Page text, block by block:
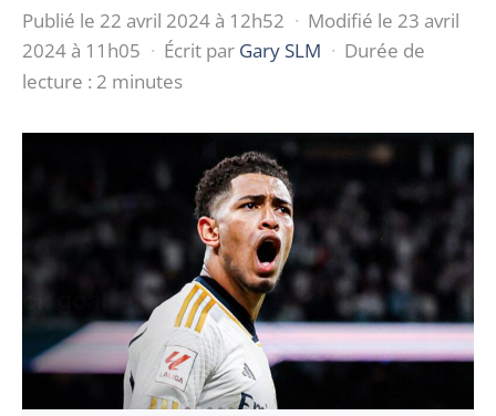
Publié le 22 avril 2024 à 12h52 · Modifié le 23 avril
2024 à 11h05 · Écrit par Gary SLM · Durée de
lecture : 2 minutes